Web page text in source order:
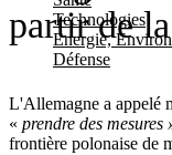
Technologies
Energie,
Défense
partir de
L'Allemagne a appelé
« prendre des mesures
frontière polonaise de